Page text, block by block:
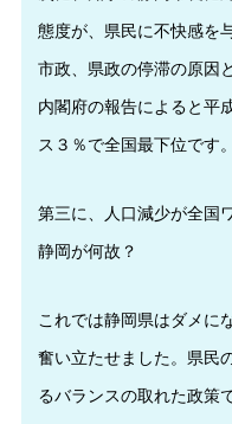
態度が、県民に不快感を
市政、県政の停滞の原因
内閣府の報告によると平
ス３％で全国最下位です。
第三に、人口減少が全国
静岡が何故？
これでは静岡県はダメに
奮い立たせました。県民
るバランスの取れた政策